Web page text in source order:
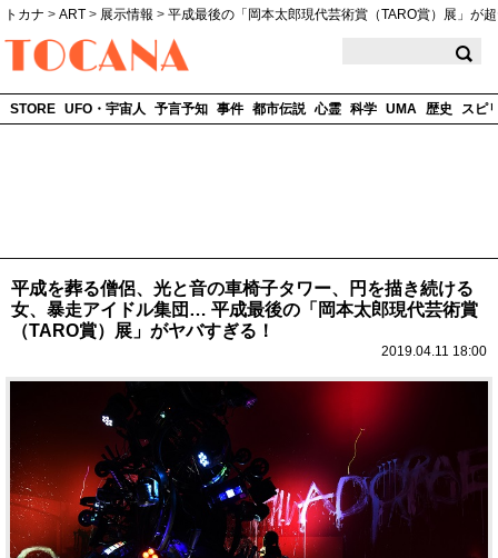
トカナ > ART > 展示情報 > 平成最後の「岡本太郎現代芸術賞（TARO賞）展」が
STORE UFO・宇宙人 予言予知 事件 都市伝説 心霊 科学 UMA 歴史 スピ
平成を葬る僧侶、光と音の車椅子タワー、円を描き続ける
女、暴走アイドル集団… 平成最後の「岡本太郎現代芸術賞
（TARO賞）展」がヤバすぎる！
2019.04.11 18:00